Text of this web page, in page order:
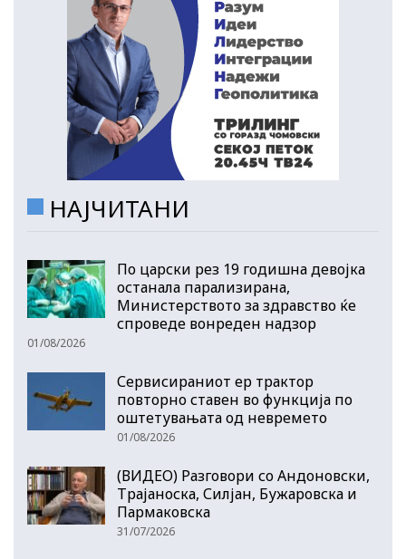
НАЈЧИТАНИ
По царски рез 19 годишна девојка
останала парализирана,
Министерството за здравство ќе
спроведе вонреден надзор
01/08/2026
Сервисираниот ер трактор
повторно ставен во функција по
оштетувањата од невремето
01/08/2026
(ВИДЕО) Разговори со Андоновски,
Трајаноска, Силјан, Бужаровска и
Пармаковска
31/07/2026